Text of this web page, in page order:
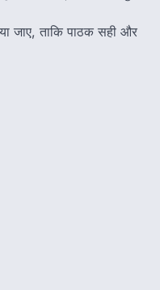
जाए, ताकि पाठक सही और